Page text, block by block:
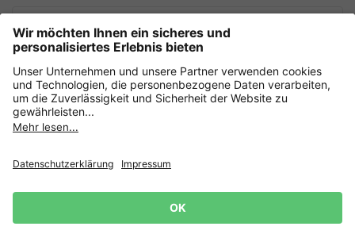
Sicher einkaufen mit
Widerrufsrecht
Impressum
Newsletter
Jetzt